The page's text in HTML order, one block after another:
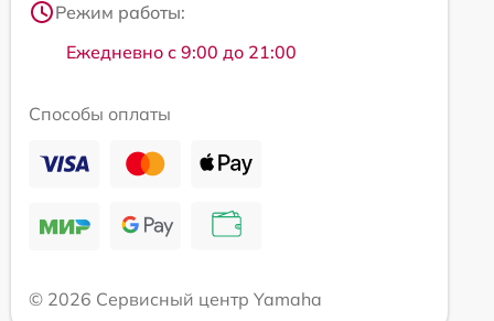
Режим работы:
Ежедневно с 9:00 до 21:00
Способы оплаты
© 2026 Сервисный центр Yamaha